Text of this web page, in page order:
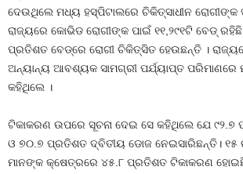
ଦେଉଥିଲେ ମଧ୍ୟ ହସ୍‌ପିଟାଲରେ ଚିକିତ୍ସାଧୀନ ରୋଗୀଙ୍କ
ରାଜ୍ୟରେ କୋଭିଡ ରୋଗୀଙ୍କ ପାଇଁ ୧୧,୨୯୧ଟି ବେଡ୍‌
ପ୍ରତିଶତ ବେଡ୍‌ରେ ରୋଗୀ ଚିକିତ୍ସିତ ହେଉଛନ୍ତି ।
ଅନ୍ୟାନ୍ୟ ଆବଶ୍ୟକ ସାମଗ୍ରୀ ପର୍ଯ୍ୟାପ୍ତ
କହିଥିଲେ ।
ଟିକାକରଣ ଉପରେ ସୂଚନା ଦେଇ ସେ କହିଥିଲେ ଯେ
ଓ ୭୦.୭ ପ୍ରତିଶତ ଦ୍ବିତୀୟ ଡୋଜ ନେଇସାରିଛନ୍ତି।
ମାନଙ୍କ କ୍ଷେତ୍ରରେ ୪୫.୮ ପ୍ରତିଶତ ଟିକାକରଣ